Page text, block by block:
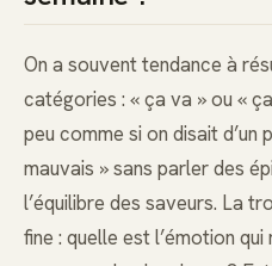
On a souvent tendance à
catégories : « ça va » ou «
peu comme si on disait d’un
mauvais » sans parler des
l’équilibre des saveurs. La
fine : quelle est l’émotion